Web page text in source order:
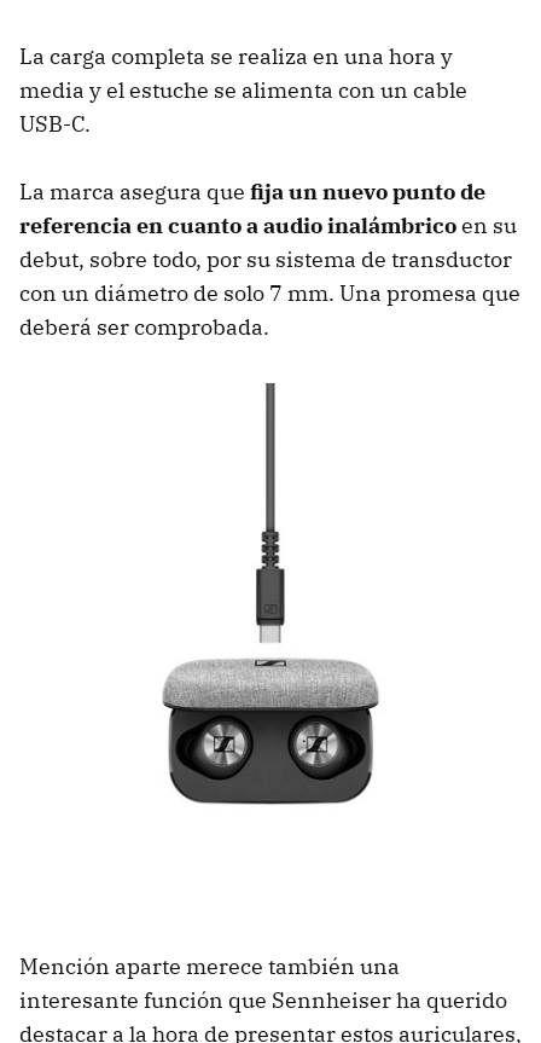
La carga completa se realiza en una hora y
media y el estuche se alimenta con un cable
USB-C.
La marca asegura que fija un nuevo punto de
referencia en cuanto a audio inalámbricoen su
debut, sobre todo, por su sistema de transductor
con un diámetro de solo 7 mm. Una promesa que
deberá ser comprobada.
Mención aparte merece también una
interesante función que Sennheiser ha querido
destacar a la hora de presentar estos auriculares,